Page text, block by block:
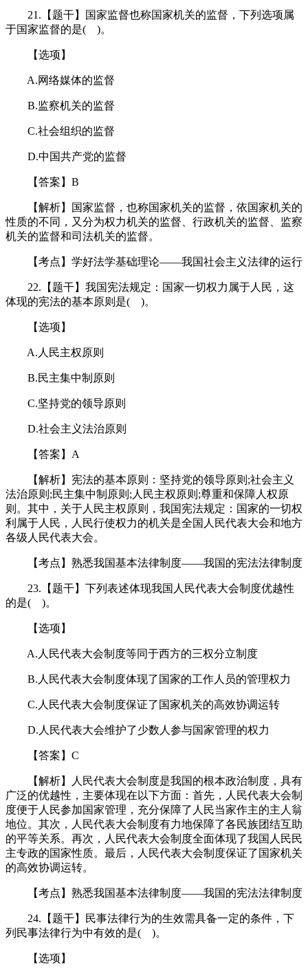
21.【题干】国家监督也称国家机关的监督，下列选项属
于国家监督的是( )。
【选项】
A.网络媒体的监督
B.监察机关的监督
C.社会组织的监督
D.中国共产党的监督
【答案】B
【解析】国家监督，也称国家机关的监督，依国家机关的
性质的不同，又分为权力机关的监督、行政机关的监督、监察
机关的监督和司法机关的监督。
【考点】学好法学基础理论——我国社会主义法律的运行
22.【题干】我国宪法规定：国家一切权力属于人民，这
体现的宪法的基本原则是( )。
【选项】
A.人民主权原则
B.民主集中制原则
C.坚持党的领导原则
D.社会主义法治原则
【答案】A
【解析】宪法的基本原则：坚持党的领导原则;社会主义
法治原则;民主集中制原则;人民主权原则;尊重和保障人权原
则。其中，关于人民主权原则，我国宪法规定：国家的一切权
利属于人民，人民行使权力的机关是全国人民代表大会和地方
各级人民代表大会。
【考点】熟悉我国基本法律制度——我国的宪法法律制度
23.【题干】下列表述体现我国人民代表大会制度优越性
的是( )。
【选项】
A.人民代表大会制度等同于西方的三权分立制度
B.人民代表大会制度体现了国家的工作人员的管理权力
C.人民代表大会制度保证了国家机关的高效协调运转
D.人民代表大会维护了少数人参与国家管理的权力
【答案】C
【解析】人民代表大会制度是我国的根本政治制度，具有
广泛的优越性，主要体现在以下方面：首先，人民代表大会制
度便于人民参加国家管理，充分保障了人民当家作主的主人翁
地位。其次，人民代表大会制度有力地保障了各民族团结互助
的平等关系。再次，人民代表大会制度全面体现了我国人民民
主专政的国家性质。最后，人民代表大会制度保证了国家机关
的高效协调运转。
【考点】熟悉我国基本法律制度——我国的宪法法律制度
24.【题干】民事法律行为的生效需具备一定的条件，下
列民事法律行为中有效的是( )。
【选项】